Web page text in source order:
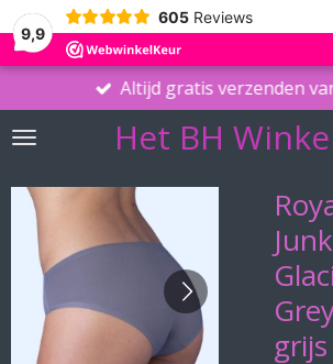
9,9
605 Reviews
Het BH
Altijd gratis verzenden
grijs